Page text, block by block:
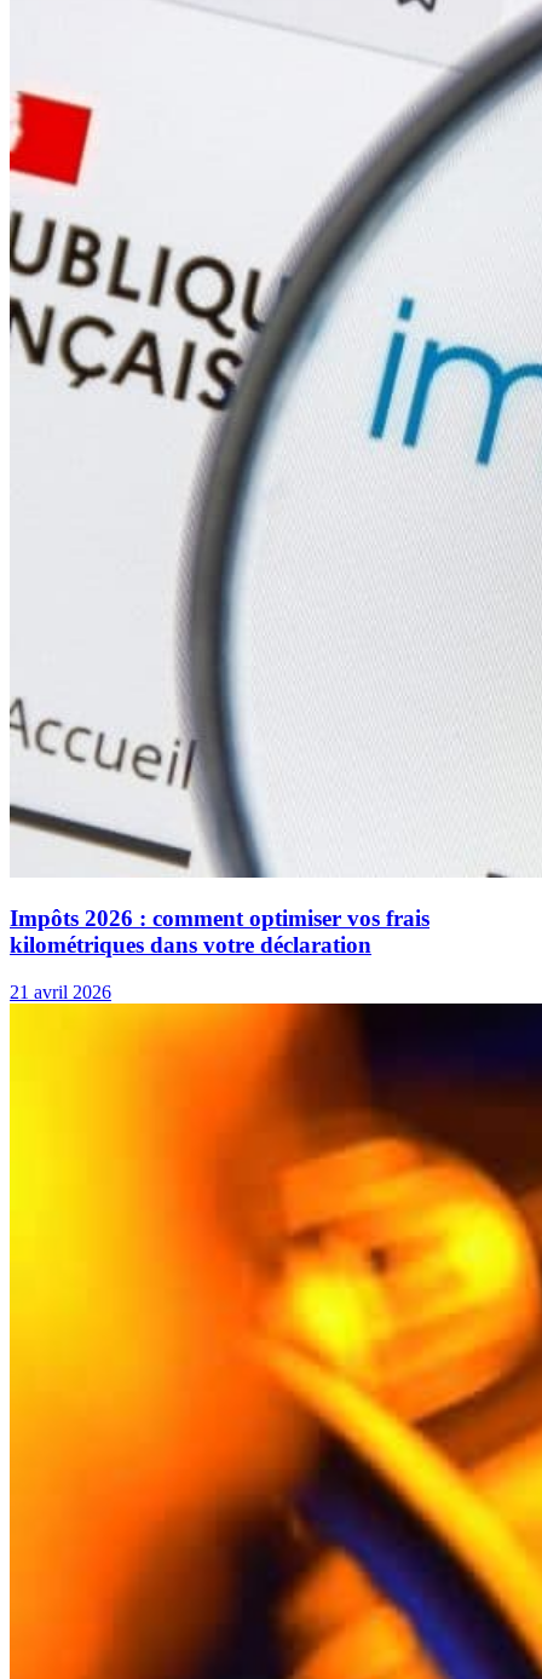
Impôts 2026 : comment optimiser vos frais
kilométriques dans votre déclaration
21 avril 2026